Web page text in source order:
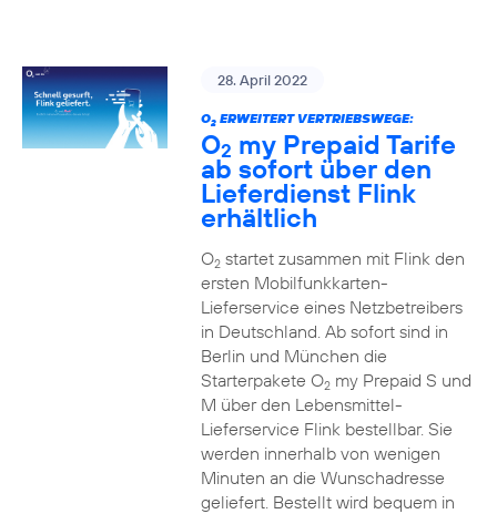
28. April 2022
O2ERWEITERT VERTRIEBSWEGE:
O2 my Prepaid Tarife
ab sofort über den
Lieferdienst Flink
erhältlich
O2startet zusammen mit Flink den
ersten Mobilfunkkarten-
Lieferservice eines Netzbetreibers
in Deutschland. Ab sofort sind in
Berlin und München die
Starterpakete O2my Prepaid S und
M über den Lebensmittel-
Lieferservice Flink bestellbar. Sie
werden innerhalb von wenigen
Minuten an die Wunschadresse
geliefert. Bestellt wird bequem in